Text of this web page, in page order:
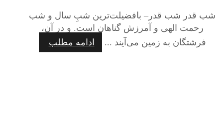
شب قدر شب قدر– بافضیلت‌ترین شبِ سال و شب
رحمت الهی و آمرزش گناهان است. و در آن،
فرشتگان به زمین می‌آیند ...
ادامه مطلب